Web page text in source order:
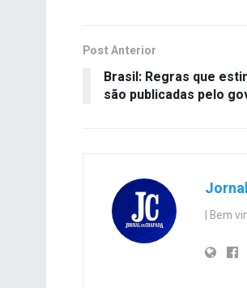
Post Anterior
Brasil: Regras que
são publicadas pelo
| Bem